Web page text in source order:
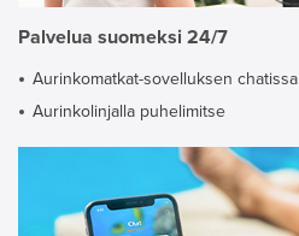
Palvelua suomeksi 24/7
Aurinkomatkat-sovelluksen chatissa
Aurinkolinjalla puhelimitse